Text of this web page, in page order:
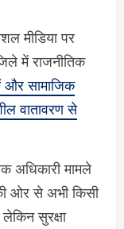
मीडिया पर
में राजनीतिक
और सामाजिक
वातावरण से
अधिकारी मामले
ओर से अभी किसी
सुरक्षा